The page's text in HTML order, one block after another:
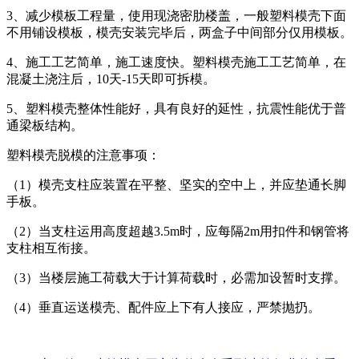
3、减少模板工程量，使用现浇密肋楼盖，一般塑料模壳下面
不用铺设模板，模壳安装完毕后，两盒子中间部分仅用模板。
4、施工工艺简单，施工速度快。塑料模壳施工工艺简单，在
混凝土浇注后，10天-15天即可拆模。
5、塑料模壳整体性能好，具有良好的延性，抗震性能优于普
通梁板结构。
塑料模壳脱模的注意事项：
（1）模壳支柱应装置在平整、坚实的空中上，并应垫通长脚
手板。
（2）当支柱运用高度超越3.5m时，应每隔2m用扣件和钢管将
支柱相互衔接。
（3）当楼层施工荷载大于计算荷载时，必需加设暂时支撑。
（4）垂直运送模壳、配件应上下有人接应，严禁抛扔。